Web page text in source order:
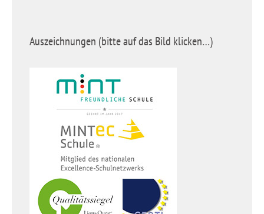
Auszeichnungen (bitte auf das Bild klicken…)